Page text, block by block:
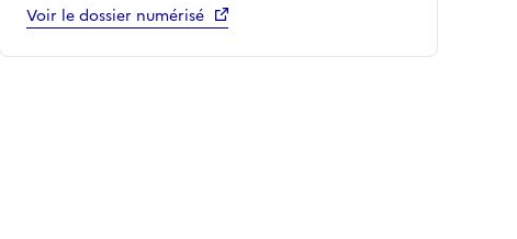
Voir le dossier numérisé